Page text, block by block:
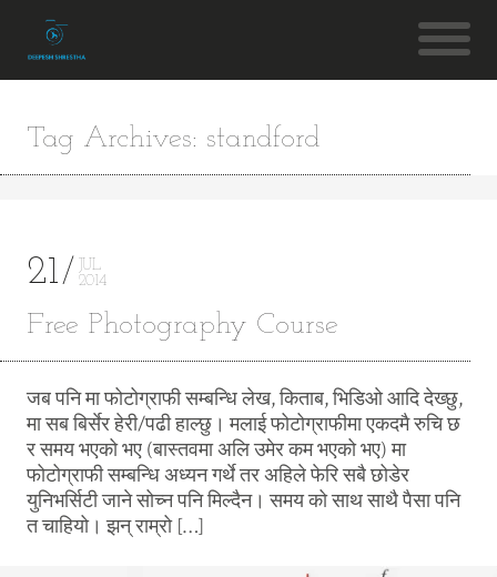
Tag Archives: standford
21
JUL
2014
Free Photography Course
जब पनि मा फोटोग्राफी सम्बन्धि लेख, किताब, भिडिओ आदि देख्छु,
मा सब बिर्सेर हेरी/पढी हाल्छु। मलाई फोटोग्राफीमा एकदमै रुचि छ
र समय भएको भए (बास्तवमा अलि उमेर कम भएको भए) मा
फोटोग्राफी सम्बन्धि अध्यन गर्थे तर अहिले फेरि सबै छोडेर
युनिभर्सिटी जाने सोच्न पनि मिल्दैन। समय को साथ साथै पैसा पनि
त चाहियो। झन् राम्रो […]